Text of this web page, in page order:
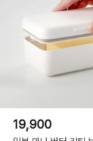
19,900